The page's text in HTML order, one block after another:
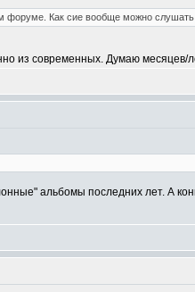
форуме. Как сие вообще можно слушать
из современных. Думаю месяцев/
альбомы последних лет. А